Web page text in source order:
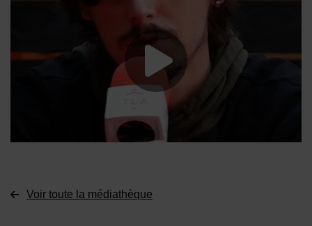
Lancer la
Voir toute la médiathèque